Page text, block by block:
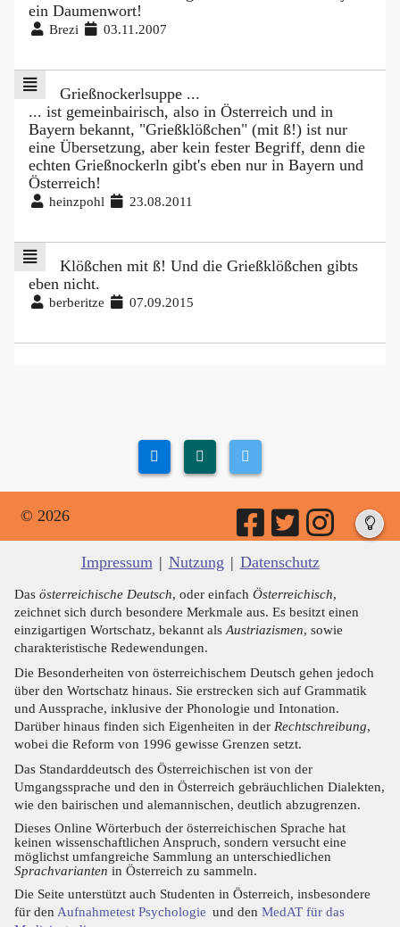
ein Daumenwort!
Brezi 03.11.2007
Grießnockerlsuppe ...
... ist gemeinbairisch, also in Österreich und in
Bayern bekannt, "Grießklößchen" (mit ß!) ist nur
eine Übersetzung, aber kein fester Begriff, denn die
echten Grießnockerln gibt's eben nur in Bayern und
Österreich!
heinzpohl 23.08.2011
Klößchen mit ß! Und die Grießklößchen gibts
eben nicht.
berberitze 07.09.2015
© 2026
Impressum | Nutzung | Datenschutz
Das österreichische Deutsch, oder einfach Österreichisch,
zeichnet sich durch besondere Merkmale aus. Es besitzt einen
einzigartigen Wortschatz, bekannt als Austriazismen, sowie
charakteristische Redewendungen.
Die Besonderheiten von österreichischem Deutsch gehen jedoch
über den Wortschatz hinaus. Sie erstrecken sich auf Grammatik
und Aussprache, inklusive der Phonologie und Intonation.
Darüber hinaus finden sich Eigenheiten in der Rechtschreibung,
wobei die Reform von 1996 gewisse Grenzen setzt.
Das Standarddeutsch des Österreichischen ist von der
Umgangssprache und den in Österreich gebräuchlichen Dialekten,
wie den bairischen und alemannischen, deutlich abzugrenzen.
Dieses Online Wörterbuch der österreichischen Sprache hat
keinen wissenschaftlichen Anspruch, sondern versucht eine
möglichst umfangreiche Sammlung an unterschiedlichen
Sprachvarianten in Österreich zu sammeln.
Die Seite unterstützt auch Studenten in Österreich, insbesondere
für den Aufnahmetest Psychologie und den MedAT für das